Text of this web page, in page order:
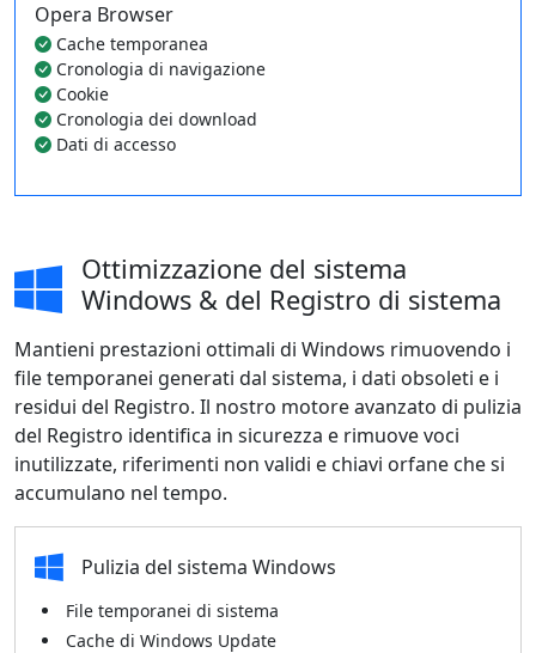
Opera Browser
Cache temporanea
Cronologia di navigazione
Cookie
Cronologia dei download
Dati di accesso
Ottimizzazione del sistema
Windows & del Registro di sistema
Mantieni prestazioni ottimali di Windows rimuovendo i
file temporanei generati dal sistema, i dati obsoleti e i
residui del Registro. Il nostro motore avanzato di pulizia
del Registro identifica in sicurezza e rimuove voci
inutilizzate, riferimenti non validi e chiavi orfane che si
accumulano nel tempo.
Pulizia del sistema Windows
File temporanei di sistema
Cache di Windows Update